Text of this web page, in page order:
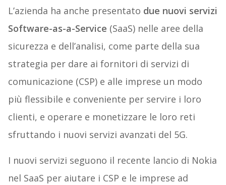
L’azienda ha anche presentato due nuovi servizi
Software-as-a-Service (SaaS) nelle aree della
sicurezza e dell’analisi, come parte della sua
strategia per dare ai fornitori di servizi di
comunicazione (CSP) e alle imprese un modo
più flessibile e conveniente per servire i loro
clienti, e operare e monetizzare le loro reti
sfruttando i nuovi servizi avanzati del 5G.
I nuovi servizi seguono il recente lancio di Nokia
nel SaaS per aiutare i CSP e le imprese ad